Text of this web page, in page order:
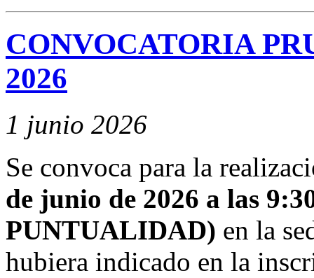
CONVOCATORIA
2026
1 junio 2026
Se convoca para la
de junio de 2026 a las
PUNTUALIDAD) en la
hubiera indicado en la